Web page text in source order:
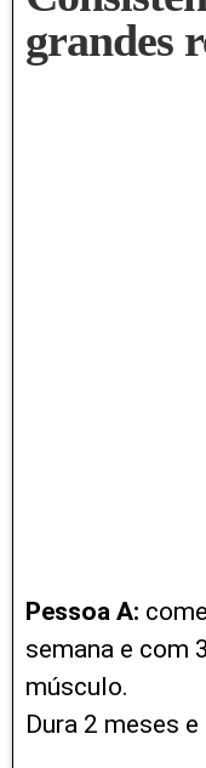
grandes
Pessoa A:
semana e com
músculo.
Dura 2 meses